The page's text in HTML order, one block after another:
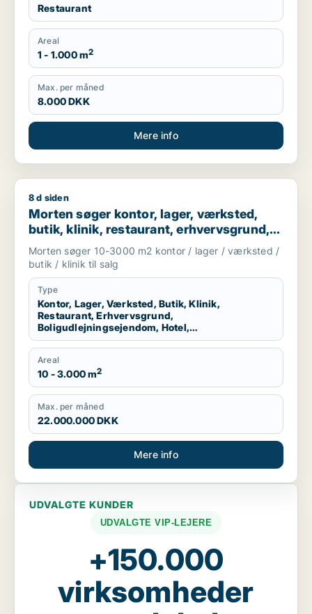
Restaurant
Areal
1 - 1.000 m2
Max. per måned
8.000 DKK
Mere info
Morten søger kontor, lager, værksted, butik, klinik,
8 d siden
Morten søger kontor, lager, værksted,
butik, klinik, restaurant, erhvervsgrund,
boligudlejningsejendom, hotel,
produktionslokaler eller garage til salg i
Odense
Morten søger 10-3000 m2 kontor / lager / værksted /
butik / klinik til salg
Type
Kontor, Lager, Værksted, Butik, Klinik,
Restaurant, Erhvervsgrund,
Boligudlejningsejendom, Hotel,
Produktionslokaler, Garage
Areal
10 - 3.000 m2
Max. per måned
22.000.000 DKK
Mere info
UDVALGTE KUNDER
UDVALGTE VIP-LEJERE
+150.000
virksomheder